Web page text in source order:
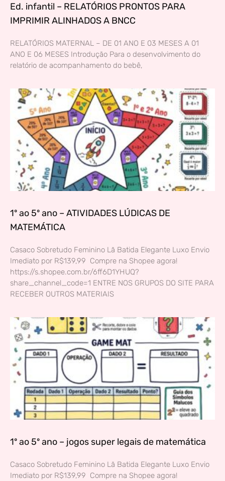
Ed. infantil – RELATÓRIOS PRONTOS PARA
IMPRIMIR ALINHADOS A BNCC
RELATÓRIOS MATERNAL – DE 01 ANO E 03 MESES A 01
ANO E 06 MESES Introdução Para o desenvolvimento do
relatório de acompanhamento do bebê,
1º ao 5º ano – ATIVIDADES LÚDICAS DE
MATEMÁTICA
Casaco Sobretudo Feminino Lã Batida Elegante Luxo Envio
Imediato por R$139,99 Compre na Shopee agora!
https://s.shopee.com.br/6ff6D1YHUQ?
share_channel_code=1 ENTRE NOS GRUPOS DO SITE PARA
RECEBER OUTROS MATERIAIS
1º ao 5º ano – jogos super legais de matemática
Casaco Sobretudo Feminino Lã Batida Elegante Luxo Envio
Imediato por R$139,99 Compre na Shopee agora!